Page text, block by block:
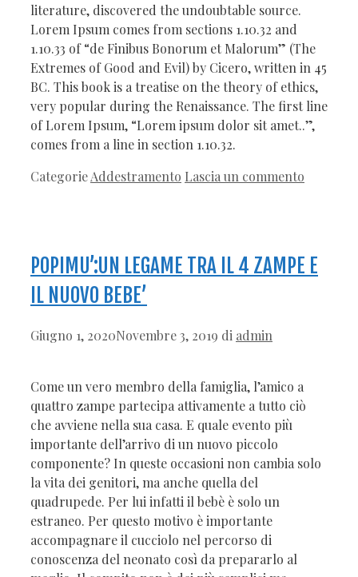
literature, discovered the undoubtable source.
Lorem Ipsum comes from sections 1.10.32 and
1.10.33 of “de Finibus Bonorum et Malorum” (The
Extremes of Good and Evil) by Cicero, written in 45
BC. This book is a treatise on the theory of ethics,
very popular during the Renaissance. The first line
of Lorem Ipsum, “Lorem ipsum dolor sit amet..”,
comes from a line in section 1.10.32.
CategorieAddestramento Lascia un commento
POPIMU’:UN LEGAME TRA IL 4 ZAMPE E
IL NUOVO BEBE’
Giugno 1, 2020Novembre 3, 2019 di admin
Come un vero membro della famiglia, l’amico a
quattro zampe partecipa attivamente a tutto ciò
che avviene nella sua casa. E quale evento più
importante dell’arrivo di un nuovo piccolo
componente? In queste occasioni non cambia solo
la vita dei genitori, ma anche quella del
quadrupede. Per lui infatti il bebè è solo un
estraneo. Per questo motivo è importante
accompagnare il cucciolo nel percorso di
conoscenza del neonato così da prepararlo al